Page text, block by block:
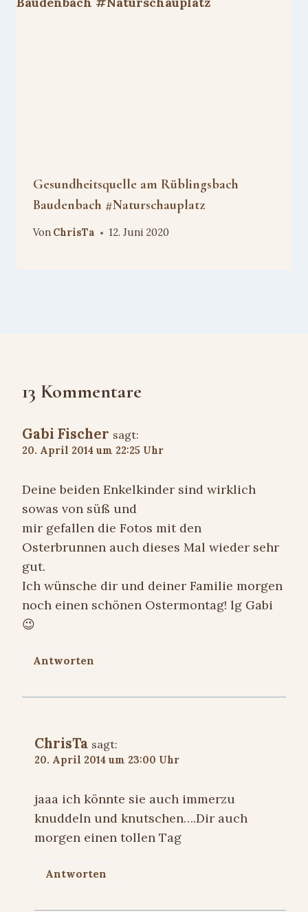
Gesundheitsquelle am Rüblingsbach
Baudenbach #Naturschauplatz
Von ChrisTa 12. Juni 2020
13 Kommentare
Gabi Fischer sagt:
20. April 2014 um 22:25 Uhr
Deine beiden Enkelkinder sind wirklich
sowas von süß und
mir gefallen die Fotos mit den
Osterbrunnen auch dieses Mal wieder sehr
gut.
Ich wünsche dir und deiner Familie morgen
noch einen schönen Ostermontag! lg Gabi
😉
Antworten
ChrisTa sagt:
20. April 2014 um 23:00 Uhr
jaaa ich könnte sie auch immerzu
knuddeln und knutschen….Dir auch
morgen einen tollen Tag
Antworten